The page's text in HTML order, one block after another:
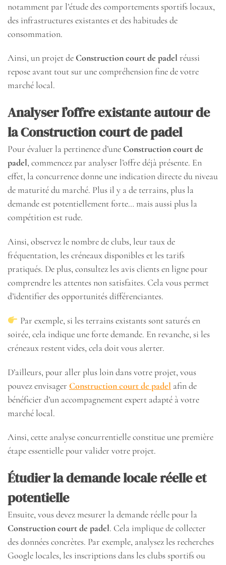
notamment par l’étude des comportements sportifs locaux,
des infrastructures existantes et des habitudes de
consommation.
Ainsi, un projet de Construction court de padel réussi
repose avant tout sur une compréhension fine de votre
marché local.
Analyser l’offre existante autour de
la Construction court de padel
Pour évaluer la pertinence d’une Construction court de
padel, commencez par analyser l’offre déjà présente. En
effet, la concurrence donne une indication directe du niveau
de maturité du marché. Plus il y a de terrains, plus la
demande est potentiellement forte… mais aussi plus la
compétition est rude.
Ainsi, observez le nombre de clubs, leur taux de
fréquentation, les créneaux disponibles et les tarifs
pratiqués. De plus, consultez les avis clients en ligne pour
comprendre les attentes non satisfaites. Cela vous permet
d’identifier des opportunités différenciantes.
Par exemple, si les terrains existants sont saturés en
soirée, cela indique une forte demande. En revanche, si les
créneaux restent vides, cela doit vous alerter.
D’ailleurs, pour aller plus loin dans votre projet, vous
pouvez envisager Construction court de padel afin de
bénéficier d’un accompagnement expert adapté à votre
marché local.
Ainsi, cette analyse concurrentielle constitue une première
étape essentielle pour valider votre projet.
Étudier la demande locale réelle et
potentielle
Ensuite, vous devez mesurer la demande réelle pour la
Construction court de padel. Cela implique de collecter
des données concrètes. Par exemple, analysez les recherches
Google locales, les inscriptions dans les clubs sportifs ou